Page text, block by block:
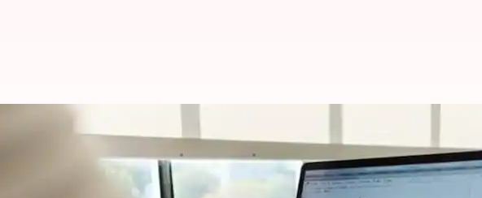
ஜனவரி 1ம் தேதி முதல் அமலுக்கு
Prasanna Venkatesh Dec 18, 2023